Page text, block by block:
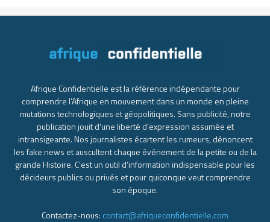
Afrique Confidentielle est la référence indépendante pour
comprendre l’Afrique en mouvement dans un monde en pleine
mutations technologiques et géopolitiques. Sans publicité, notre
publication jouit d’une liberté d’expression assumée et
intransigeante. Nos journalistes écartent les rumeurs, dénoncent
les fake news et auscultent chaque événement de la petite ou de la
grande Histoire. C’est un outil d’information indispensable pour les
décideurs publics ou privés et pour quiconque veut comprendre
son époque.
Contactez-nous: contact@afriqueconfidentielle.com